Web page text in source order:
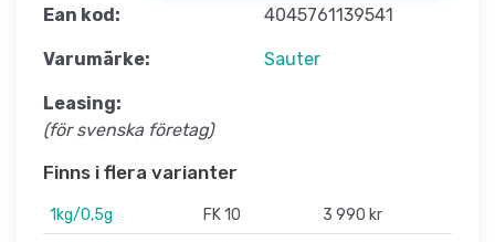
Ean kod: 4045761139541
Varumärke: Sauter
Leasing:
(för svenska företag)
Finns i flera varianter
1kg/0,5g FK 10
3 990 kr